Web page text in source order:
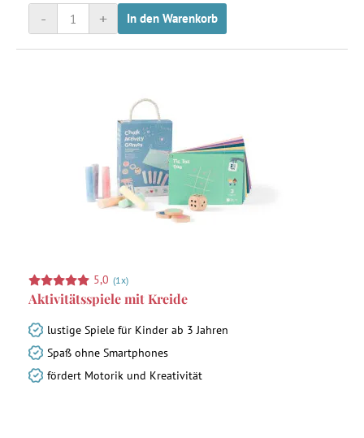
+
- In den Warenkorb
5,0 (1x)
Aktivitätsspiele mit Kreide
lustige Spiele für Kinder ab 3 Jahren
Spaß ohne Smartphones
fördert Motorik und Kreativität